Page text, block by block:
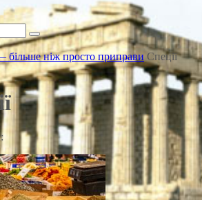
— більше ніж просто приправи Спеції